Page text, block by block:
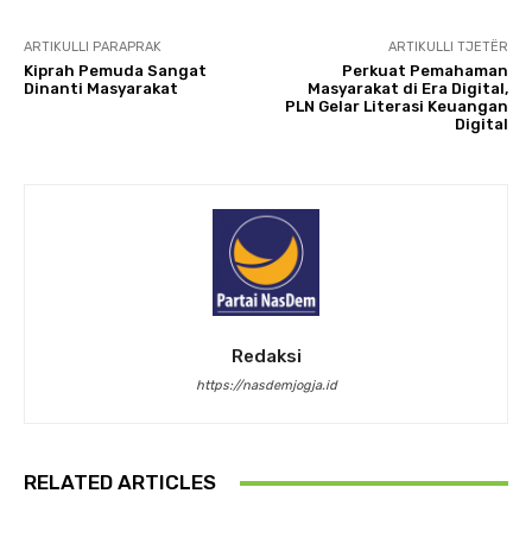
ARTIKULLI PARAPRAK
Kiprah Pemuda Sangat
Dinanti Masyarakat
ARTIKULLI TJETËR
Perkuat Pemahaman
Masyarakat di Era Digital,
PLN Gelar Literasi Keuangan
Digital
Redaksi
https://nasdemjogja.id
RELATED ARTICLES